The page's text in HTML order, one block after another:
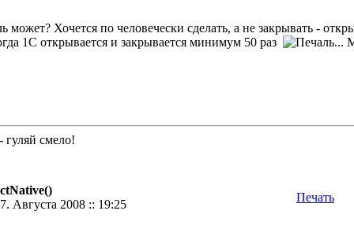
может? Хочется по человечески сделать, а не закрывать -
1С открывается и закрывается минимум 50 раз
...
гуляй смело!
Августа 2008 :: 19:25
Печать